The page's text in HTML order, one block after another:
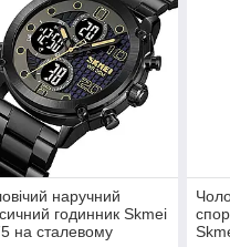
наручний
годинник Skmei
на сталевому